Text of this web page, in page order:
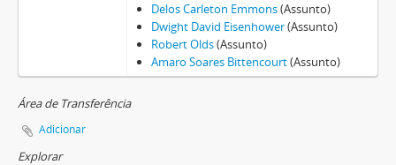
Delos Carleton Emmons(Assunto)
Dwight David Eisenhower(Assunto)
Robert Olds(Assunto)
Amaro Soares Bittencourt(Assunto)
Área de Transferência
Adicionar
Explorar